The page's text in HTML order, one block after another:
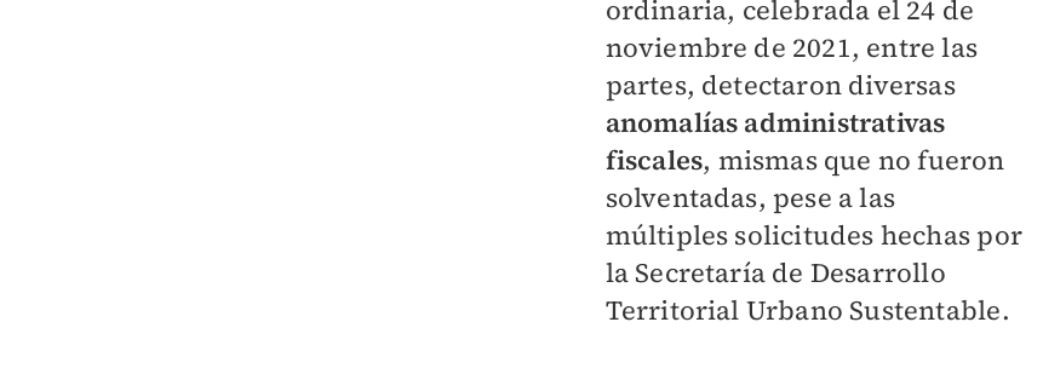
ordinaria, celebrada el 24 de
noviembre de 2021, entre las
partes, detectaron diversas
anomalías administrativas
fiscales, mismas que no fueron
solventadas, pese a las
múltiples solicitudes hechas por
la Secretaría de Desarrollo
Territorial Urbano Sustentable.